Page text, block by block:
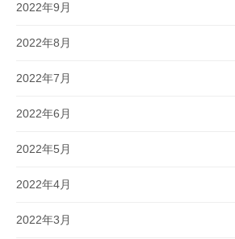
2022年9月
2022年8月
2022年7月
2022年6月
2022年5月
2022年4月
2022年3月